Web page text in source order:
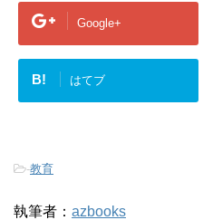
Google+
B! はてブ
-教育
執筆者： azbooks